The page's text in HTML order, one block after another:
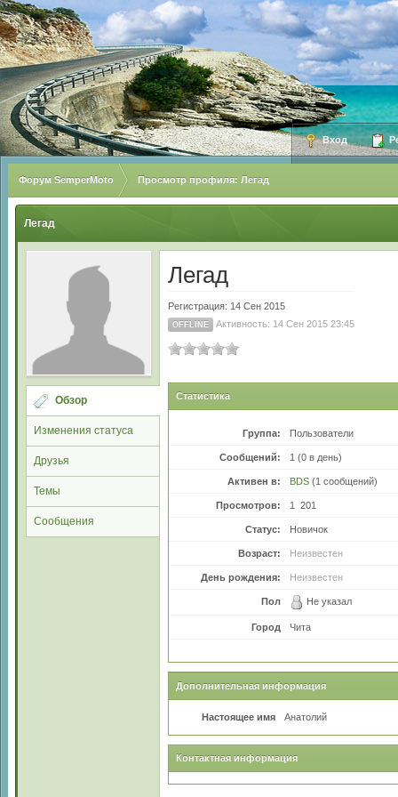
Вход
Форум SemperMoto Просмотр профиля: Легад
Легад
Обзор
Изменения статуса
Друзья
Темы
Сообщения
Легад
Регистрация: 14 Сен 2015
OFFLINE Активность: 14 Сен 2015 23:45
Статистика
Группа: Пользователи
Сообщений: 1 (0 в день)
Активен в: BDS (1 сообщений)
Просмотров: 1 201
Статус: Новичок
Возраст: Неизвестен
День рождения: Неизвестен
Пол Не указал
Город Чита
Дополнительная информация
Настоящее имя Анатолий
Контактная информация